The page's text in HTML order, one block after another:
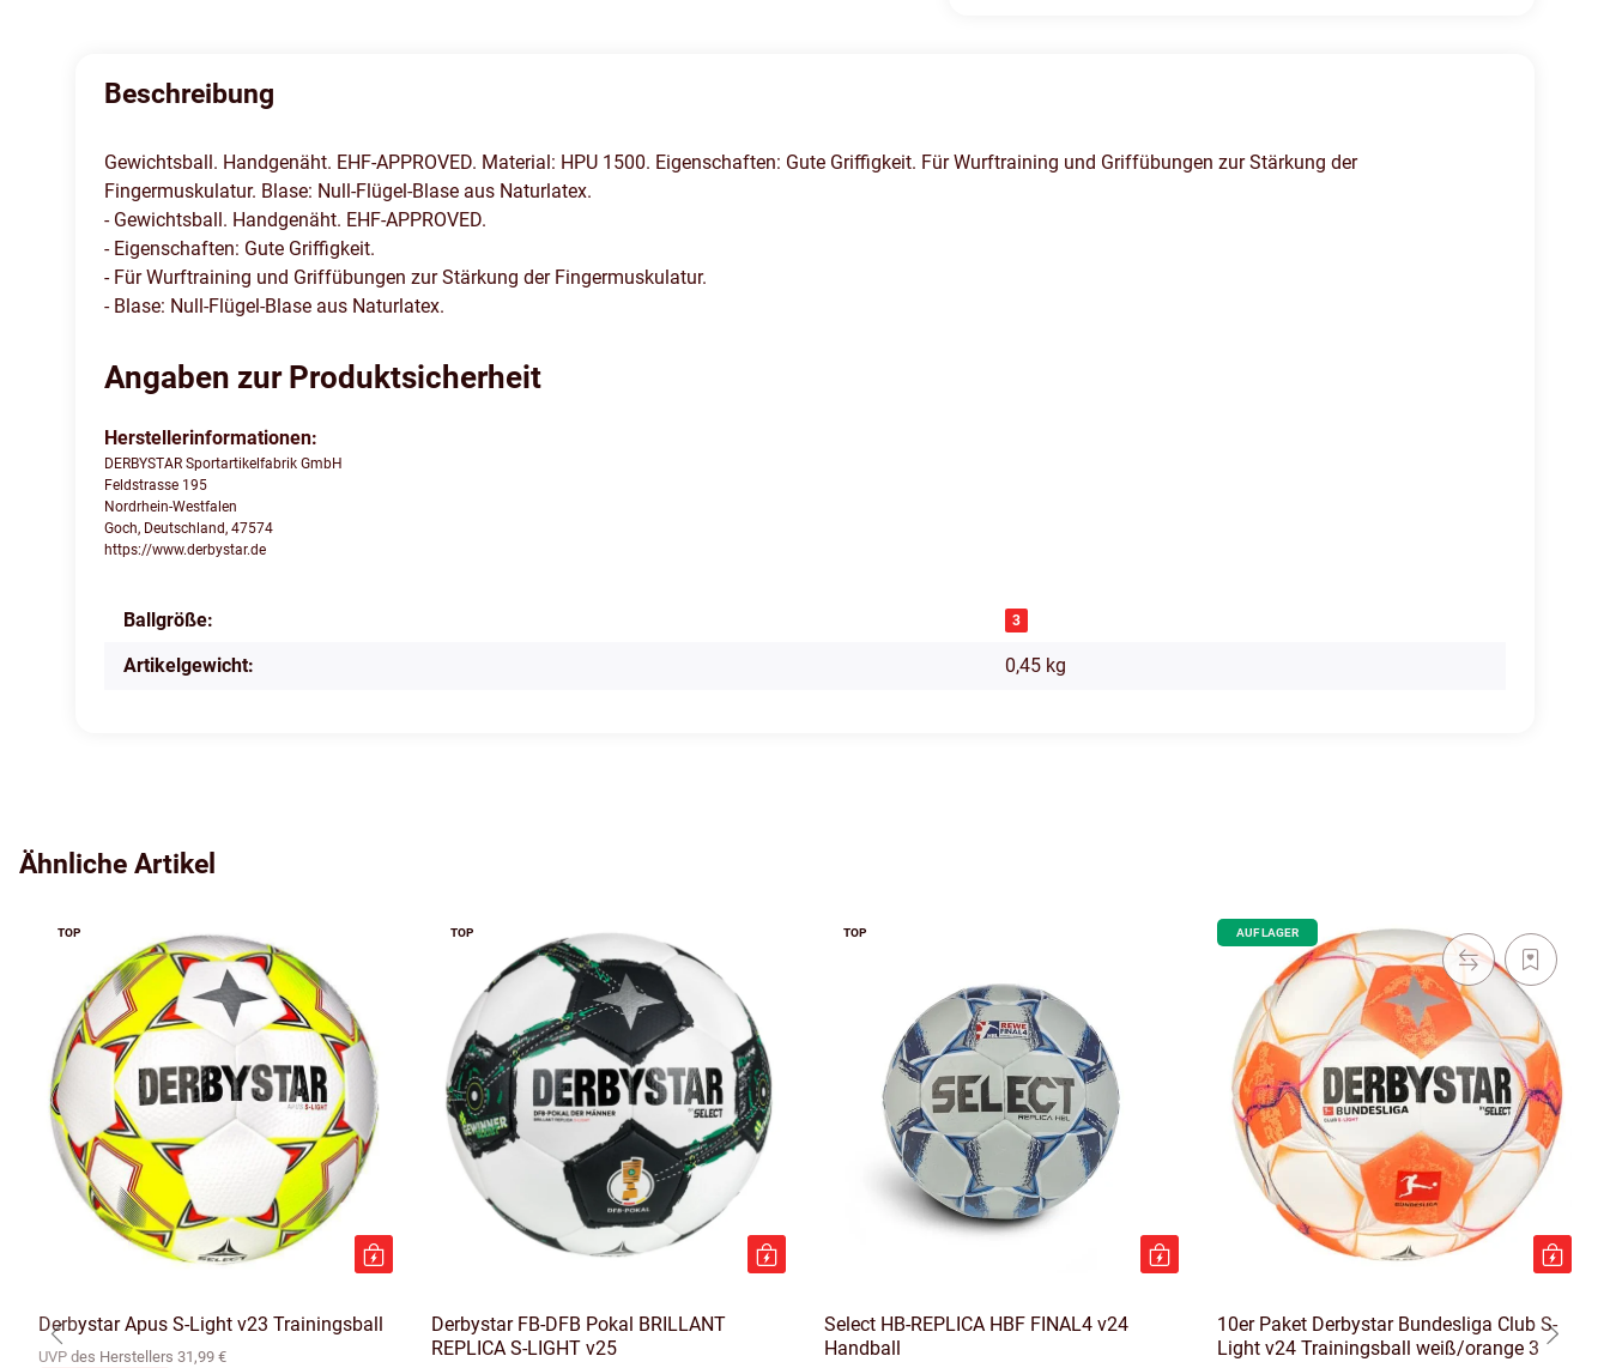
Beschreibung
Gewichtsball. Handgenäht. EHF-APPROVED. Material: HPU 1500. Eigenschaften: Gute Griffigkeit. Für Wurftraining und Griffübungen zur Stärkung der
Fingermuskulatur. Blase: Null-Flügel-Blase aus Naturlatex.
- Gewichtsball. Handgenäht. EHF-APPROVED.
- Eigenschaften: Gute Griffigkeit.
- Für Wurftraining und Griffübungen zur Stärkung der Fingermuskulatur.
- Blase: Null-Flügel-Blase aus Naturlatex.
Angaben zur Produktsicherheit
Herstellerinformationen:
DERBYSTAR Sportartikelfabrik GmbH
Feldstrasse 195
Nordrhein-Westfalen
Goch, Deutschland, 47574
https://www.derbystar.de
Produkteigenschaft
Wert
Ballgröße: 3
Artikelgewicht: 0,45 kg
Ähnliche Artikel
TOP
Derbystar Apus S-Light v23 Trainingsball
UVP des Herstellers 31,99 €
TOP
Derbystar FB-DFB Pokal BRILLANT
REPLICA S-LIGHT v25
TOP
Select HB-REPLICA HBF FINAL4 v24
Handball
AUF LAGER
10er Paket Derbystar Bundesliga Club S-
Light v24 Trainingsball weiß/orange 3